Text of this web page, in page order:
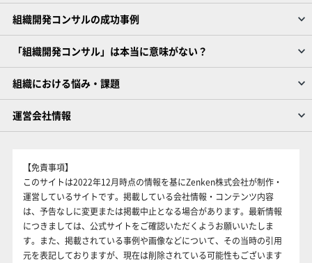
組織開発コンサルの成功事例
「組織開発コンサル」は本当に意味がない？
組織における悩み・課題
運営会社情報
【免責事項】
このサイトは2022年12月時点の情報を基にZenken株式会社が制作・
運営しているサイトです。掲載している会社情報・コンテンツ内容
は、予告なしに変更または掲載中止となる場合があります。最新情報
につきましては、公式サイトをご確認いただくようお願いいたしま
す。また、掲載されている事例や画像などについて、その当時の引用
元を表記しておりますが、現在は削除されている可能性もございます